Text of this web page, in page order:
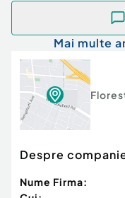
Mai multe
Despre
Nume Firma: